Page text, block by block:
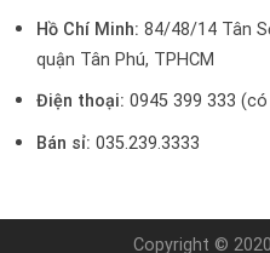
Hồ Chí Minh: 84/48/14 Tân
quận Tân Phú, TPHCM
Điện thoại: 0945 399 333
Bán sỉ: 035.239.3333
Copyright ©